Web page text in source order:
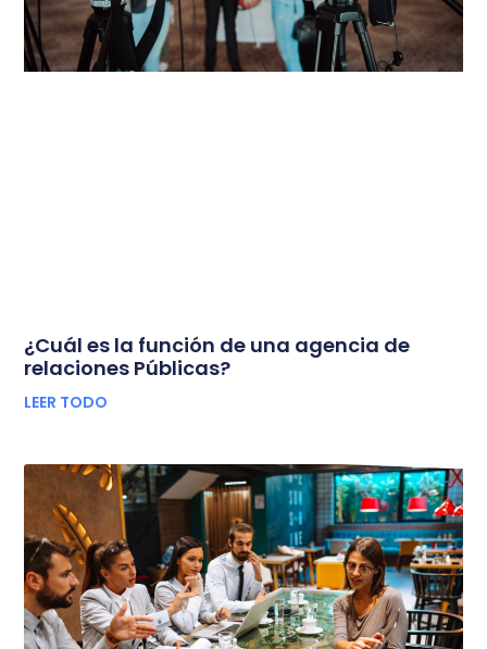
¿Cuál es la función de una agencia de
relaciones Públicas?
LEER TODO